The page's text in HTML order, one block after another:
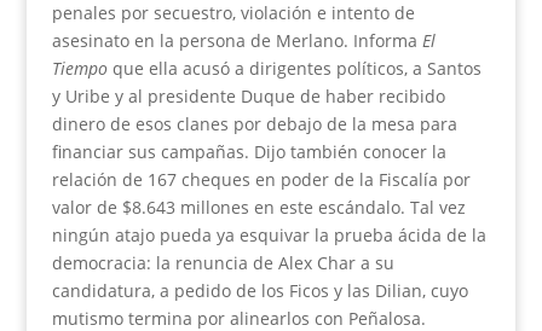
penales por secuestro, violación e intento de
asesinato en la persona de Merlano. Informa El
Tiempoque ella acusó a dirigentes políticos, a Santos
y Uribe y al presidente Duque de haber recibido
dinero de esos clanes por debajo de la mesa para
financiar sus campañas. Dijo también conocer la
relación de 167 cheques en poder de la Fiscalía por
valor de $8.643 millones en este escándalo. Tal vez
ningún atajo pueda ya esquivar la prueba ácida de la
democracia: la renuncia de Alex Char a su
candidatura, a pedido de los Ficos y las Dilian, cuyo
mutismo termina por alinearlos con Peñalosa.